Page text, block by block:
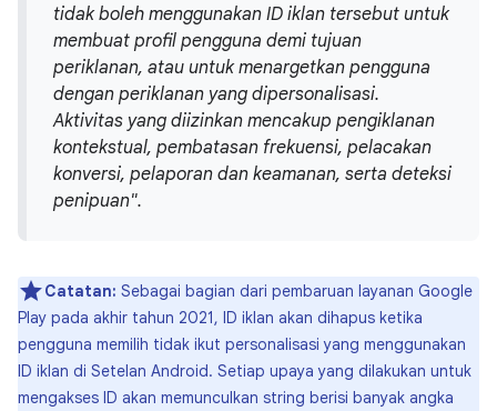
tidak boleh menggunakan ID iklan tersebut untuk
membuat profil pengguna demi tujuan
periklanan, atau untuk menargetkan pengguna
dengan periklanan yang dipersonalisasi.
Aktivitas yang diizinkan mencakup pengiklanan
kontekstual, pembatasan frekuensi, pelacakan
konversi, pelaporan dan keamanan, serta deteksi
penipuan".
Catatan: Sebagai bagian dari pembaruan layanan Google
Play pada akhir tahun 2021, ID iklan akan dihapus ketika
pengguna memilih tidak ikut personalisasi yang menggunakan
ID iklan di Setelan Android. Setiap upaya yang dilakukan untuk
mengakses ID akan memunculkan string berisi banyak angka